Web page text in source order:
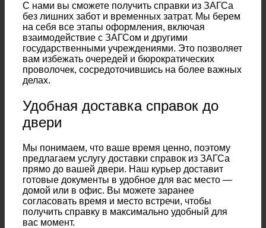
С нами вы сможете получить справки из ЗАГСа
без лишних забот и временных затрат. Мы берем
на себя все этапы оформления, включая
взаимодействие с ЗАГСом и другими
государственными учреждениями. Это позволяет
вам избежать очередей и бюрократических
проволочек, сосредоточившись на более важных
делах.
Удобная доставка справок до
двери
Мы понимаем, что ваше время ценно, поэтому
предлагаем услугу доставки справок из ЗАГСа
прямо до вашей двери. Наш курьер доставит
готовые документы в удобное для вас место —
домой или в офис. Вы можете заранее
согласовать время и место встречи, чтобы
получить справку в максимально удобный для
вас момент.